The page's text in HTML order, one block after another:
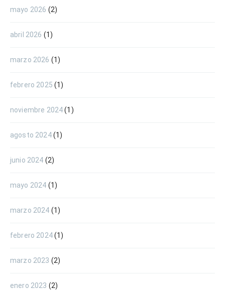
mayo 2026 (2)
abril 2026 (1)
marzo 2026 (1)
febrero 2025 (1)
noviembre 2024(1)
agosto 2024(1)
junio 2024 (2)
mayo 2024 (1)
marzo 2024 (1)
febrero 2024(1)
marzo 2023 (2)
enero 2023 (2)